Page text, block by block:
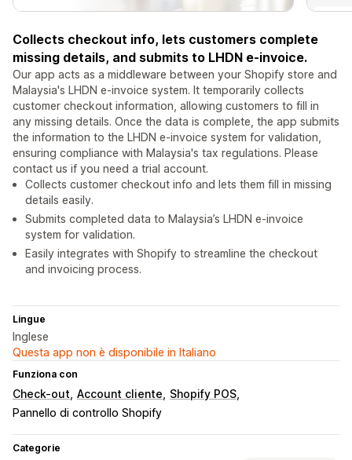
Collects checkout info, lets customers complete
missing details, and submits to LHDN e-invoice.
Our app acts as a middleware between your Shopify store and
Malaysia's LHDN e-invoice system. It temporarily collects
customer checkout information, allowing customers to fill in
any missing details. Once the data is complete, the app submits
the information to the LHDN e-invoice system for validation,
ensuring compliance with Malaysia's tax regulations. Please
contact us if you need a trial account.
Collects customer checkout info and lets them fill in missing
details easily.
Submits completed data to Malaysia’s LHDN e-invoice
system for validation.
Easily integrates with Shopify to streamline the checkout
and invoicing process.
Lingue
Inglese
Questa app non è disponibile in Italiano
Funziona con
Check-out Account cliente
Shopify POS
Pannello di controllo Shopify
Categorie